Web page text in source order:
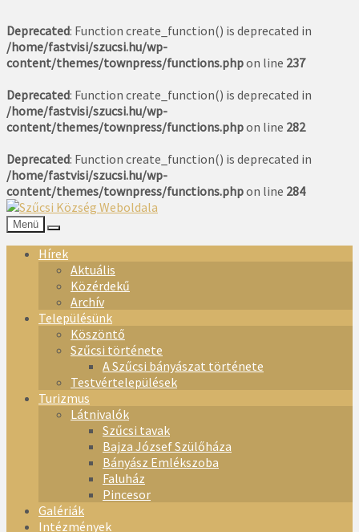
Deprecated: Function create_function() is deprecated in
/home/fastvisi/szucsi.hu/wp-
content/themes/townpress/functions.phpon line 237
Deprecated: Function create_function() is deprecated in
/home/fastvisi/szucsi.hu/wp-
content/themes/townpress/functions.phpon line 282
Deprecated: Function create_function() is deprecated in
/home/fastvisi/szucsi.hu/wp-
content/themes/townpress/functions.phpon line 284
Menü
Hírek
Aktuális
Közérdekű
Archív
Településünk
Köszöntő
Szűcsi története
A Szűcsi bányászat története
Testvértelepülések
Turizmus
Látnivalók
Szűcsi tavak
Bajza József Szülőháza
Bányász Emlékszoba
Faluház
Pincesor
Galériák
Intézmények